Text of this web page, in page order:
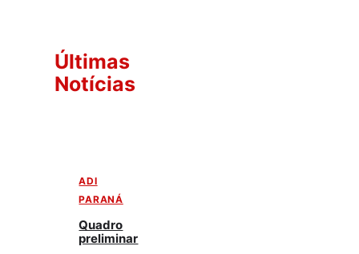
Últimas
Notícias
ADI
PARANÁ
Quadro
preliminar